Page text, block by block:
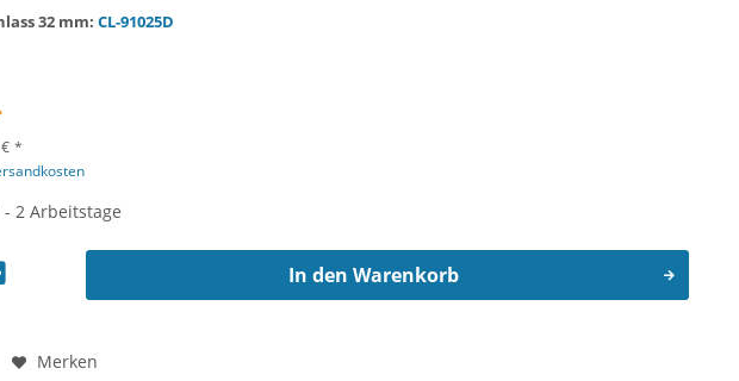
32 mm: CL-91025D
*
2 Arbeitstage
In den Warenkorb
Merken